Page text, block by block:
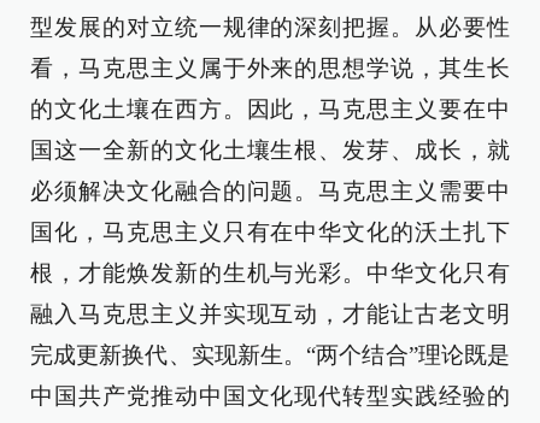
型发展的对立统一规律的深刻把握。从必要性
看，马克思主义属于外来的思想学说，其生长
的文化土壤在西方。因此，马克思主义要在中
国这一全新的文化土壤生根、发芽、成长，就
必须解决文化融合的问题。马克思主义需要中
国化，马克思主义只有在中华文化的沃土扎下
根，才能焕发新的生机与光彩。中华文化只有
融入马克思主义并实现互动，才能让古老文明
完成更新换代、实现新生。“两个结合”理论既是
中国共产党推动中国文化现代转型实践经验的